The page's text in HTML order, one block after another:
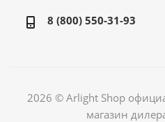
8 (800) 550-31-93
2026 © Arlight Shop
магазин